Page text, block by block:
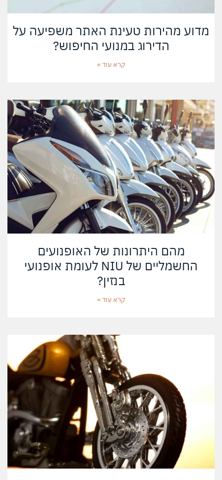
מדוע מהירות טעינת האתר משפיעה על
הדירוג במנועי החיפוש?
קרא עוד »
מהם היתרונות של האופנועים
החשמליים של NIU לעומת אופנועי
בנזין?
קרא עוד »